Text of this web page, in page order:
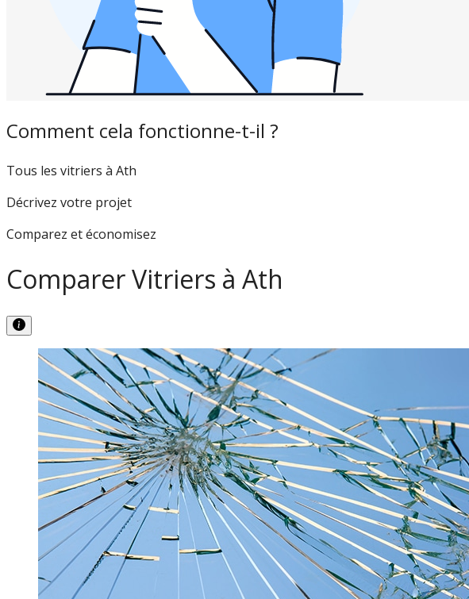
Comment cela fonctionne-t-il ?
Tous les vitriers à Ath
Décrivez votre projet
Comparez et économisez
Comparer Vitriers à Ath